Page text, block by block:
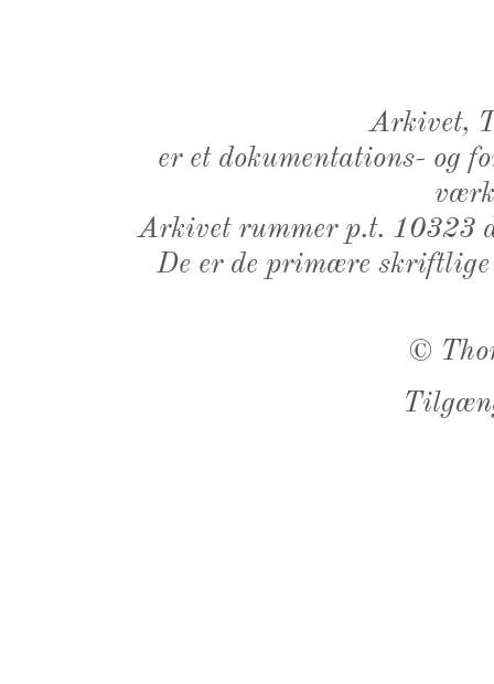
Arkivet,
er et dokumentations- og
Arkivet rummer p.t. 10323
De er de primære
©